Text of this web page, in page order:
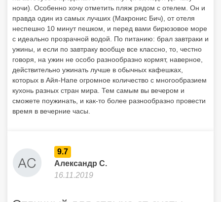
сможете поужинать, и как-то более разнообразно провести
Александр С.
16.11.2019
Отличный для отдыха от суеты
разрекламированного Нисси Бич.